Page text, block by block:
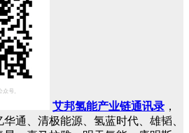
艾邦氢能产业链通讯录 ，
通、清极能源、氢蓝时代、雄韬、